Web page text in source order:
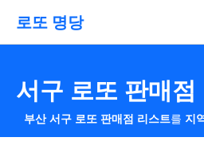
로또 명당
서구 로또 판매점
부산 서구 로또 판매점 리스트를 지